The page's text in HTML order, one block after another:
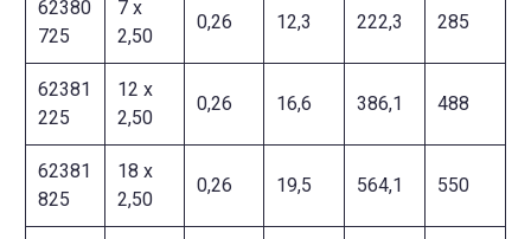
62380
725
7 x
2,50
0,26 12,3 222,3 285
62381
225
12 x
2,50
0,26 16,6 386,1 488
62381
825
18 x
2,50
0,26 19,5 564,1 550